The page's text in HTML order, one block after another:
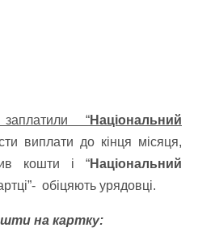
“Національний
виплати до кінця місяця,
кошти і “Національний
обіцяють урядовці.
на картку: